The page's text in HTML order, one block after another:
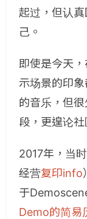
起过，但认
己。
即使是今天
示场景的印
的音乐，但
段，更遑论
2017年，当
经营复印info
于
Demo的简易